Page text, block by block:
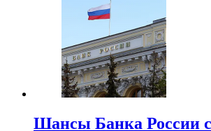
Шансы Банка России